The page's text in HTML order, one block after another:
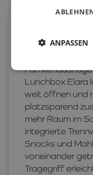
Die
LIEWOODbietet
Lunchbox Elara
weit öffnen und
platzsparend
mehr Raum im
integrierte
Snacks und
voneinander
Tragegriff
ANPASSEN